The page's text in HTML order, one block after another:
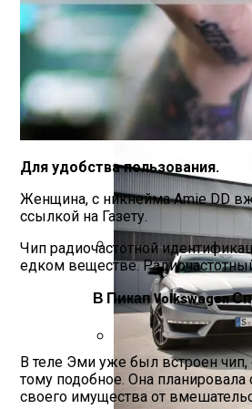
Врачи
Названы Даты
Зеленский Летит
Топ-10 Самых
Для удобства пользования.
Женщина, с никнейма Amie DD
ссылкой на Газету.
Чип радиочастотной
едком веществе.
В Пикап Volkswagen
В теле Эми уже был встроен чип,
тому подобное. Она
своего имущества от